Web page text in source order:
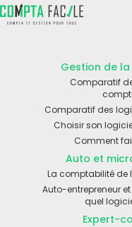
Gestion de
Comparatif
Comparatif des
Choisir son
Comment
Auto et
La comptabilité de
Auto-entrepreneur
quel
Expert-